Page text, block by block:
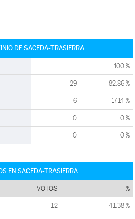
DE SACEDA-TRASIERRA
100 %
29 82,86 %
6 17,14 %
0 0 %
0 0 %
EN SACEDA-TRASIERRA
VOTOS %
12 41,38 %